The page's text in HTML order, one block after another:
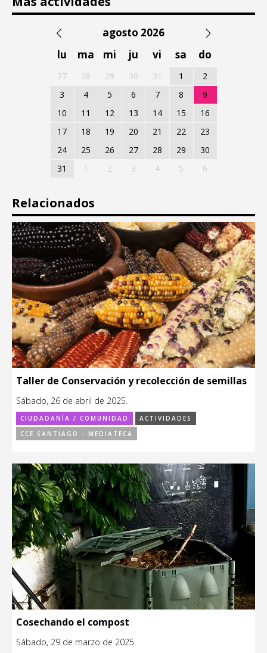
agosto 2026
lu
ma mi ju vi sa do
27 28 29 30 31 1
2
3
4 5 6 7 8
9
10
11 12 13 14 15
16
17
18 19 20 21 22
23
24
25 26 27 28 29
30
31
1 2 3 4 5 6
Relacionados
Taller de Conservación y recolección de semillas
Sábado, 26 de abril de 2025.
CIUDADANÍA / COMUNIDAD
ACTIVIDADES
CCE SANTIAGO - MEDIATECA
Cosechando el compost
Sábado, 29 de marzo de 2025.